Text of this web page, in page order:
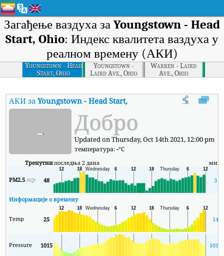
Загађење ваздуха заYoungstown - Head
Start, Ohio: Индекс квалитета ваздуха у
реалном времену (АКИ)
Youngstown - Head
Start, Ohio
Youngstown -
Laird Ave., Ohio
Warren - Laird
Ave., Ohio
АКИ заYoungstown - Head Start, Ohio Индекс квалитета
- Добро
Updated on Thursday, Oct 14th 2021, 12:00 pm
температура:-°C
Тренутнипоследња 2 дана мин
PM2.5AQI 48 3
Информације о времену
Temp 25 14
Pressure 1015 1013